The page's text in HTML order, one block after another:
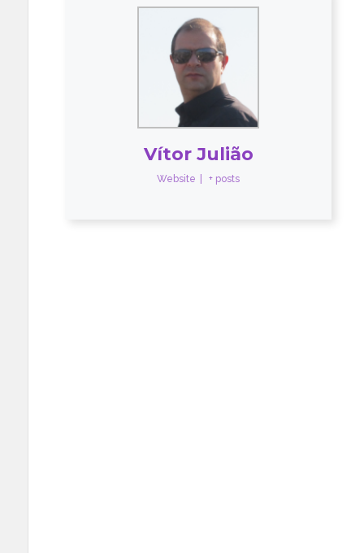
Vítor Julião
Website + posts